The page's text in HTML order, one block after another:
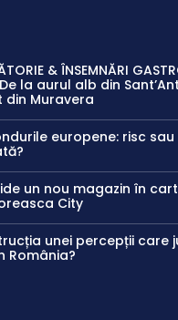
& ÎNSEMNĂRI
la aurul alb din
din Muravera
europene: risc sau
un nou magazin în
City
unei percepții care
România?